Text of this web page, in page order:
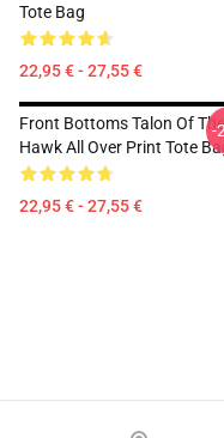
Tote Bag
22,95 € - 27,55 €
Front Bottoms Talon Of The
Hawk All Over Print Tote Bag
22,95 € - 27,55 €
-